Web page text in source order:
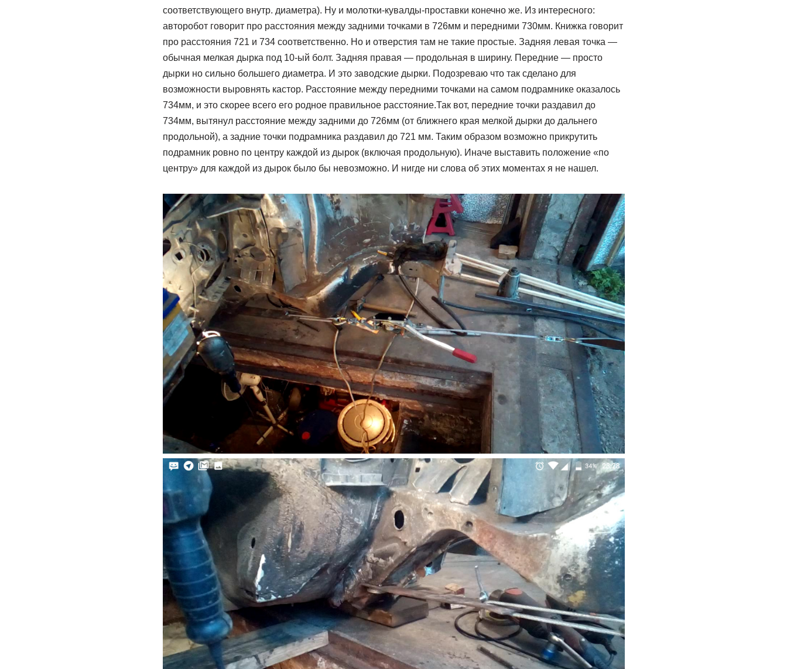
соответствующего внутр. диаметра). Ну и молотки-кувалды-проставки конечно же. Из интересного:
авторобот говорит про расстояния между задними точками в 726мм и передними 730мм. Книжка говорит
про расстояния 721 и 734 соответственно. Но и отверстия там не такие простые. Задняя левая точка —
обычная мелкая дырка под 10-ый болт. Задняя правая — продольная в ширину. Передние — просто
дырки но сильно большего диаметра. И это заводские дырки. Подозреваю что так сделано для
возможности выровнять кастор. Расстояние между передними точками на самом подрамнике оказалось
734мм, и это скорее всего его родное правильное расстояние.Так вот, передние точки раздавил до
734мм, вытянул расстояние между задними до 726мм (от ближнего края мелкой дырки до дальнего
продольной), а задние точки подрамника раздавил до 721 мм. Таким образом возможно прикрутить
подрамник ровно по центру каждой из дырок (включая продольную). Иначе выставить положение «по
центру» для каждой из дырок было бы невозможно. И нигде ни слова об этих моментах я не нашел.